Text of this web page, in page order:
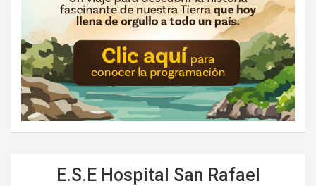
E.S.E Hospital San Rafael